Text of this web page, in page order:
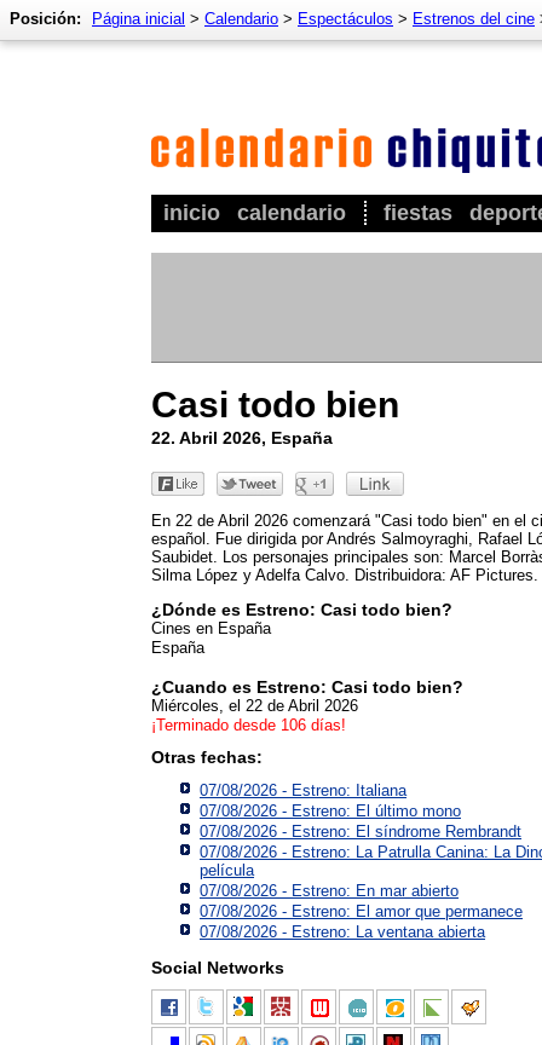
inicio calendario fiestas
Posición: Página inicial > Calendario > Espectáculos > Estrenos del cine
Casi todo bien
22. Abril 2026, España
En 22 de Abril 2026 comenzará "Casi todo bien" en el
español. Fue dirigida por Andrés Salmoyraghi, Rafael
Saubidet. Los personajes principales son: Marcel
Silma López y Adelfa Calvo. Distribuidora: AF Pictures.
¿Dónde es Estreno: Casi todo bien?
Cines en España
España
¿Cuando es Estreno: Casi todo bien?
Miércoles, el 22 de Abril 2026
¡Terminado desde 106 días!
Otras fechas:
07/08/2026 - Estreno: Italiana
07/08/2026 - Estreno: El último mono
07/08/2026 - Estreno: El síndrome Rembrandt
07/08/2026 - Estreno: La Patrulla Canina: La
película
07/08/2026 - Estreno: En mar abierto
07/08/2026 - Estreno: El amor que permanece
07/08/2026 - Estreno: La ventana abierta
Social Networks